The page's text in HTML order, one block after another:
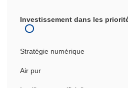
Investissement dans les
Stratégie numérique
Air pur